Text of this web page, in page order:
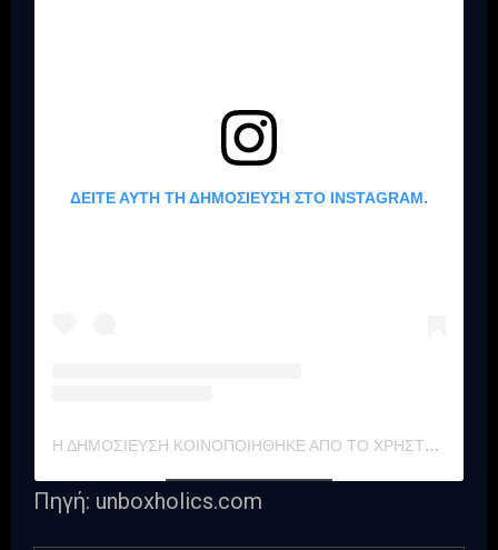
ΔΕΊΤΕ ΑΥΤΉ ΤΗ ΔΗΜΟΣΊΕΥΣΗ ΣΤΟ INSTAGRAM.
Η ΔΗΜΟΣΊΕΥΣΗ ΚΟΙΝΟΠΟΙΉΘΗΚΕ ΑΠΌ ΤΟ ΧΡΉΣΤΗ SPOTIFY (@SPOTIFY)
Πηγή: unboxholics.com